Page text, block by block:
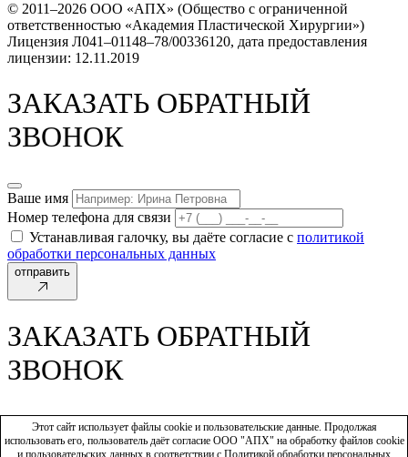
© 2011–2026 OOO «АПХ» (Общество с ограниченной
ответственностью «Академия Пластической Хирургии»)
Лицензия Л041–01148–78/00336120, дата предоставления
лицензии: 12.11.2019
ЗАКАЗАТЬ ОБРАТНЫЙ
ЗВОНОК
Ваше имя
Номер телефона для связи
Устанавливая галочку, вы даёте согласие с политикой
обработки персональных данных
отправить
ЗАКАЗАТЬ ОБРАТНЫЙ
ЗВОНОК
Ваше имя
Номер телефона для связи
Этот сайт использует файлы cookie и пользовательские данные. Продолжая
использовать его, пользователь даёт согласие ООО "АПХ" на обработку файлов cookie
и пользовательских данных в соответствии с Политикой обработки персональных